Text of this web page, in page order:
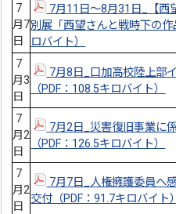
7
月7
日
7月11日～8月31日_【西
別展「西望さんと戦時下の
ロバイト）
7
月3
日
7月8日_口加高校陸上部
（PDF：108.5キロバイト）
7
月2
日
7月2日_災害復旧事業に
（PDF：126.5キロバイト）
7
月2
日
7月7日_人権擁護委員へ
交付（PDF：91.7キロバイト）